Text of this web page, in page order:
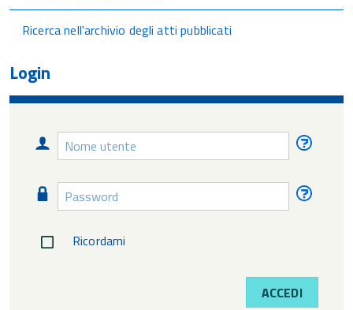
Ricerca nell'archivio degli atti pubblicati
Login
Nome
utente
Password
Ricordami
ACCEDI